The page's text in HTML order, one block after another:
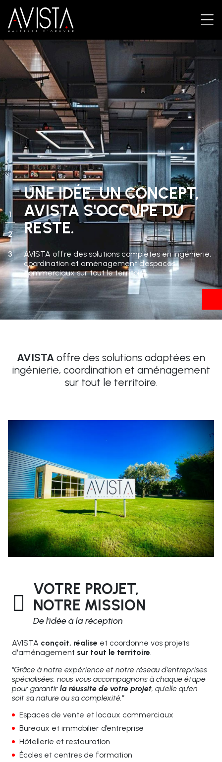
UNE IDÉE, UN CONCEPT,
AVISTA S'OCCUPE DU
RESTE.
AVISTA offre des solutions complètes en ingénierie,
coordination et aménagement d’espaces
commerciaux sur tout le territoire
UNE IDÉE, UN CONCEPT,
AVISTA S'OCCUPE DU
RESTE.
AVISTA offre des solutions complètes en ingénierie,
coordination et aménagement d’espaces
commerciaux sur tout le territoire
1
2
3
AVISTA offre des solutions adaptées en
ingénierie, coordination et aménagement
sur tout le territoire.
VOTRE PROJET,
NOTRE MISSION
De l'idée à la réception
AVISTA conçoit, réalise et coordonne vos projets
d'aménagement sur tout le territoire.
"Grâce à notre expérience et notre réseau d'entreprises
spécialisées, nous vous accompagnons à chaque étape
pour garantir la réussite de votre projet, qu'elle qu'en
soit sa nature ou sa complexité."
Espaces de vente et locaux commerciaux
Bureaux et immobilier d’entreprise
Hôtellerie et restauration
Écoles et centres de formation